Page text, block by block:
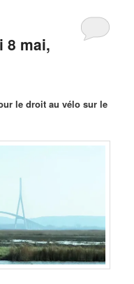
8 mai,
le droit au vélo sur le